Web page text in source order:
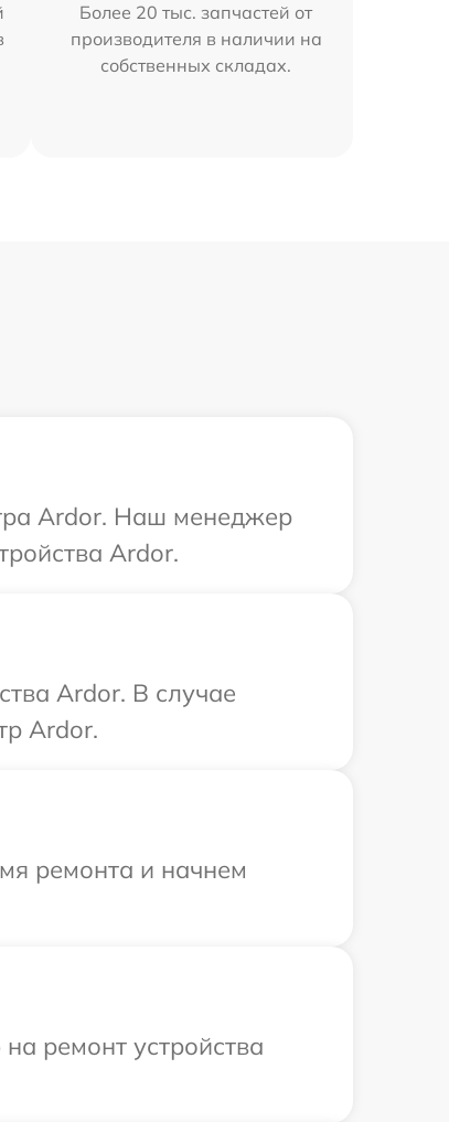
Более 20 тыс. запчастей от
производителя в наличии на
собственных складах.
Ardor. Наш менеджер
Ardor.
Ardor. В случае
Ardor.
ремонта и начнем
ремонт устройства